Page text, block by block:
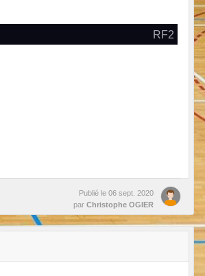
RF2
Publié le 06 sept. 2020
par Christophe OGIER